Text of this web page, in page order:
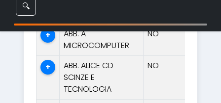
🔍
+
ABB. A
MICROCOMPUTER
NO
+
ABB. ALICE CD
SCINZE E
TECNOLOGIA
NO